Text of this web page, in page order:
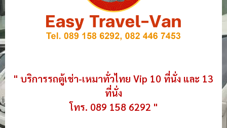
" บริการรถตู้เช่า-เหมาทั่วไทย Vip 10 ที่นั่ง และ 13
ที่นั่ง
โทร. 089 158 6292 "